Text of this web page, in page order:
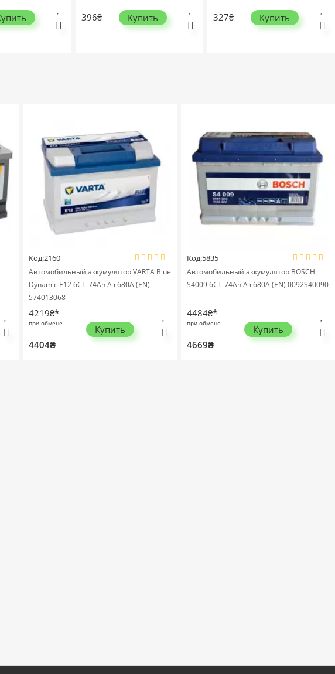
396₴ Купить 327₴ Купить
Код:2160
Автомобильный аккумулятор VARTA Blue
Dynamic E12 6СТ-74Ah Аз 680A (EN)
574013068
4219₴*
при обмене
4404₴
Купить
Код:5835
Автомобильный аккумулятор BOSCH
S4009 6СТ-74Ah Аз 680A (EN) 0092S40090
4484₴*
при обмене
4669₴
Купить